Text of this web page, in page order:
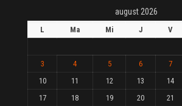
august 2026
L Ma Mi J V
3
4 5 6 7
10
11 12 13 14
17
18 19 20 21